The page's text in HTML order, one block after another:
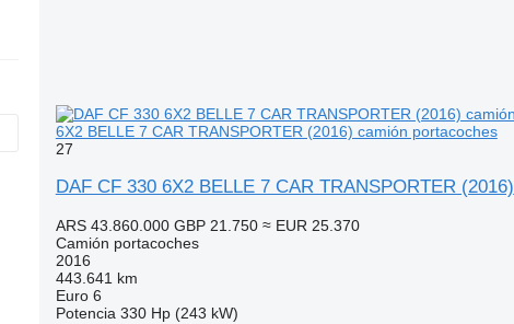
6X2 BELLE 7 CAR TRANSPORTER (2016) camión portacoches
27
DAF CF 330 6X2 BELLE 7 CAR TRANSPORTER (2016)
ARS 43.860.000 GBP 21.750 ≈ EUR 25.370
Camión portacoches
2016
443.641 km
Euro 6
Potencia 330 Hp (243 kW)